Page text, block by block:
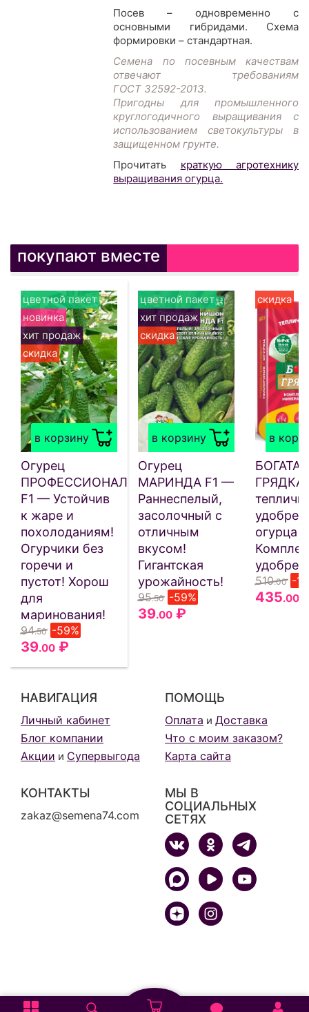
Посев – одновременно с
основными гибридами. Схема
формировки – стандартная.
Семена по посевным качествам
отвечают требованиям
ГОСТ 32592-2013.
Пригодны для промышленного
круглогодичного выращивания с
использованием светокультуры в
защищенном грунте.
Прочитать краткую агротехнику
выращивания огурца.
покупают вместе
в корзину
цветной пакет
новинка
хит продаж
скидка
Огурец
ПРОФЕССИОНАЛ
F1 — Устойчив
к жаре и
похолоданиям!
Огурчики без
горечи и
пустот! Хорош
для
маринования!
94.50 -59%
39.00 ₽
в корзину
цветной пакет
хит продаж
скидка
Огурец
МАРИНДА F1 —
Раннеспелый,
засолочный с
отличным
вкусом!
Гигантская
урожайность!
95.50 -59%
39.00 ₽
в
скидка
БОГАТАЯ
ГРЯДКА
огурца
510.00 -
435.00
НАВИГАЦИЯ
Личный кабинет
Блог компании
Акции и Супервыгода
ПОМОЩЬ
Оплата и Доставка
Что с моим заказом?
Карта сайта
КОНТАКТЫ
zakaz@semena74.com
МЫ В
СОЦИАЛЬНЫХ
СЕТЯХ